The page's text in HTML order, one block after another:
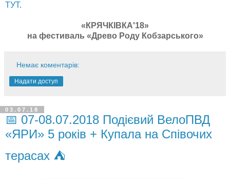
ТУТ.
«КРЯЧКІВКА'18»
на фестиваль «Древо Роду Кобзарського»
Немає коментарів:
Надати доступ
03.07.18
📅 07-08.07.2018 Подієвий ВелоПВД
«ЯРИ» 5 років + Купала на Співочих
терасах ⛺️